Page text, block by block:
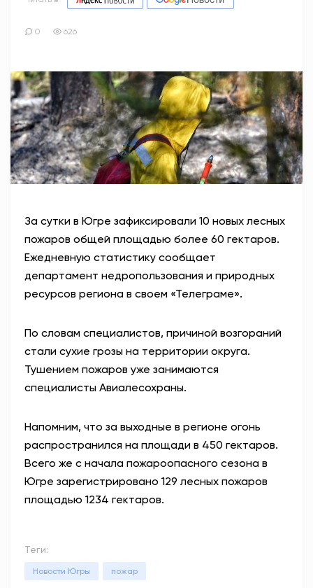
0 626
За сутки в Югре зафиксировали 10 новых лесных
пожаров общей площадью более 60 гектаров.
Ежедневную статистику сообщает
департамент недропользования и природных
ресурсов региона в своем «Телеграме».
По словам специалистов, причиной возгораний
стали сухие грозы на территории округа.
Тушением пожаров уже занимаются
специалисты Авиалесохраны.
Напомним, что за выходные в регионе огонь
распространился на площади в 450 гектаров.
Всего же с начала пожароопасного сезона в
Югре зарегистрировано 129 лесных пожаров
площадью 1234 гектаров.
Теги:
Новости Югры пожар